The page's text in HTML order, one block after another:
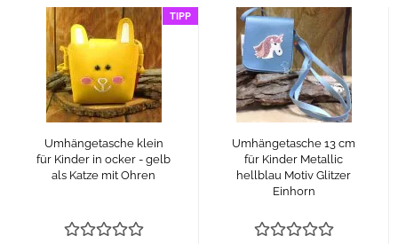
TIPP
Umhängetasche klein
für Kinder in ocker - gelb
als Katze mit Ohren
Umhängetasche 13 cm
für Kinder Metallic
hellblau Motiv Glitzer
Einhorn